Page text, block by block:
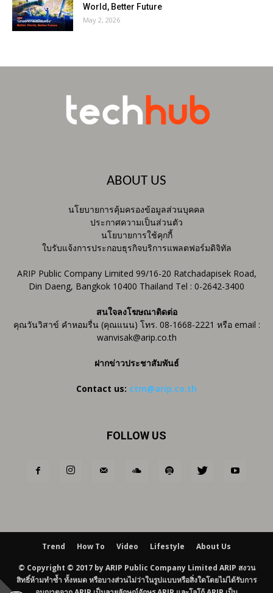
World, Better Future
May 2, 2026
ABOUT US
นโยบายการคุ้มครองข้อมูลส่วนบุคคล
ประกาศความเป็นส่วนตัว
นโยบายการใช้คุกกี้
ใบรับแจ้งการประกอบธุรกิจบริการแพลตฟอร์มดิจิทัล
ARIP Public Company Limited 99/16-20 Ratchadapisek Road,
Din Daeng, Bangkok 10400 Thailand Tel : 0-2642-3400
สนใจลงโฆษณาติดต่อ
คุณวันวิสาข์ คำหอมรื่น (คุณแนน) โทร. 08-1668-2221 หรือ email :
wanvisak@arip.co.th
ฝากข่าวประชาสัมพันธ์
Contact us: ctm@arip.co.th
FOLLOW US
Trend How To Video Lifestyle About Us
© Copyright © 2017 by ARIP Public Company Limited ARIP สงวน
สิทธิ์ห้ามทำซ้ำ ทั้งหมด หรือบางส่วนไม่ว่าในรูปแบบหรือสิ่งใดโดยไม่ได้รับการ